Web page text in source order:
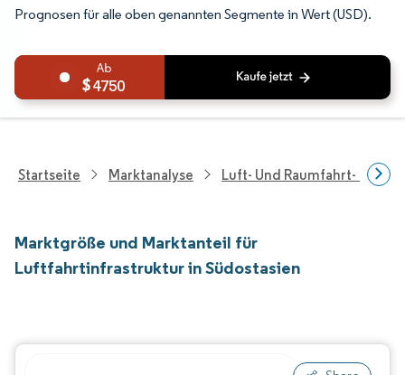
Prognosen für alle oben genannten Segmente in Wert (USD).
4750
Startseite Marktanalyse Luft- Und Raumfahrt- Und
Marktgröße und Marktanteil für
Luftfahrtinfrastruktur in Südostasien